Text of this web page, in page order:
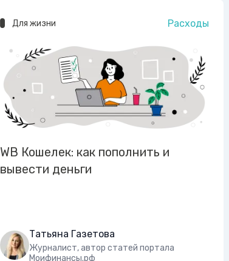
Для жизни Расходы
WB Кошелек: как пополнить и
вывести деньги
Татьяна Газетова
Журналист, автор статей портала
Моифинансы.рф